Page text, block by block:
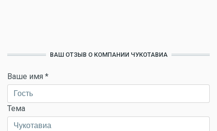
ВАШ ОТЗЫВ О КОМПАНИИ ЧУКОТАВИА
Ваше имя *
Тема